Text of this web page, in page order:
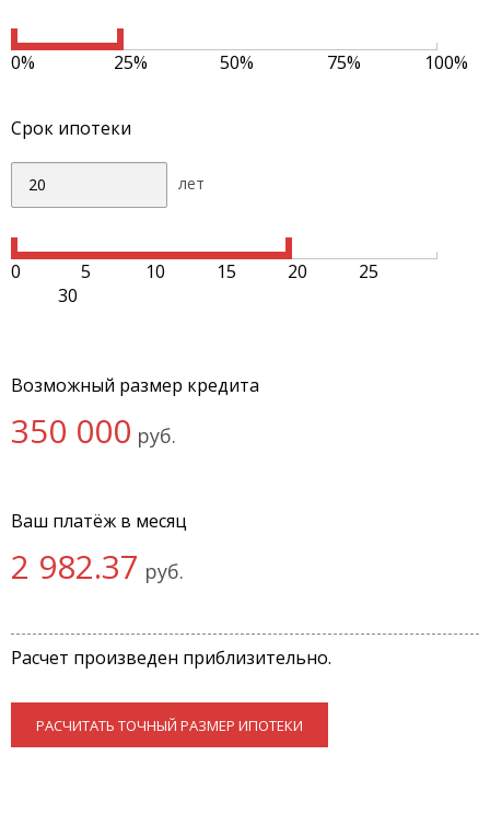
0% 25% 50% 75% 100%
Срок ипотеки
лет
0 5 10 15 20
25
30
Возможный размер кредита
350 000 руб.
Ваш платёж в месяц
2 982.37 руб.
Расчет произведен приблизительно.
РАСЧИТАТЬ ТОЧНЫЙ РАЗМЕР ИПОТЕКИ